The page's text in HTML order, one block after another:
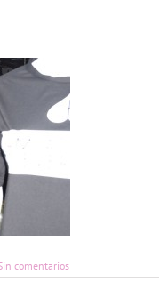
comentarios